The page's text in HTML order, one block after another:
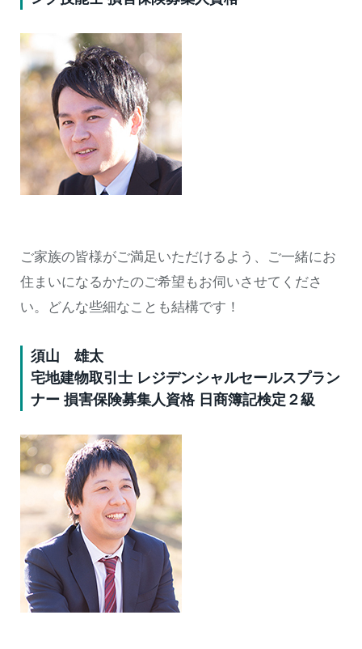
ご家族の皆様がご満足いただけるよう、ご一緒にお
住まいになるかたのご希望もお伺いさせてくださ
い。どんな些細なことも結構です！
須山 雄太
宅地建物取引士 レジデンシャルセールスプラン
ナー 損害保険募集人資格 日商簿記検定２級